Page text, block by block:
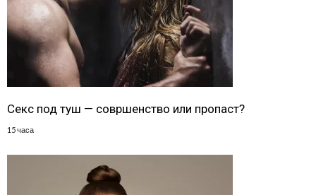
Секс под туш — совршенство или пропаст?
15 часа